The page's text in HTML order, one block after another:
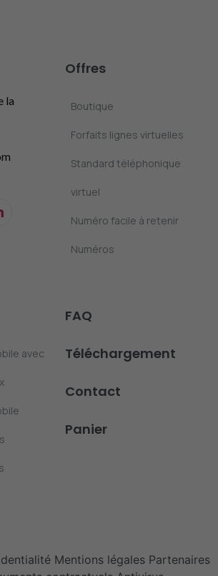
la
Offres
Boutique
Forfaits lignes virtuelles
Standard téléphonique
virtuel
Numéro facile à retenir
Numéros
avec
FAQ
Téléchargement
Contact
Panier
Mentions légales Partenaires